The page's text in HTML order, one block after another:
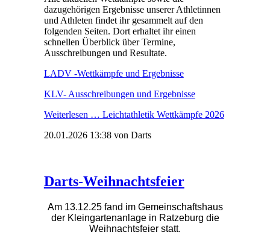
dazugehörigen Ergebnisse unserer Athletinnen
und Athleten findet ihr gesammelt auf den
folgenden Seiten. Dort erhaltet ihr einen
schnellen Überblick über Termine,
Ausschreibungen und Resultate.
LADV -Wettkämpfe und Ergebnisse
KLV- Ausschreibungen und Ergebnisse
Weiterlesen … Leichtathletik Wettkämpfe 2026
20.01.2026 13:38von Darts
Darts-Weihnachtsfeier
Am 13.12.25 fand im Gemeinschaftshaus
der Kleingartenanlage in Ratzeburg die
Weihnachtsfeier statt.